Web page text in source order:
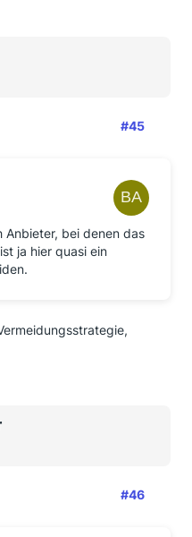
#45
Anbieter, bei denen das
ja hier quasi ein
#46